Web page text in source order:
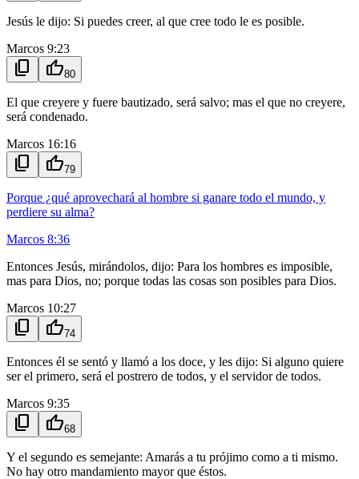
Jesús le dijo: Si puedes creer, al que cree todo le es posible.
Marcos 9:23
content_copy thumb_up80
El que creyere y fuere bautizado, será salvo; mas el que no creyere,
será condenado.
Marcos 16:16
content_copy thumb_up79
Porque ¿qué aprovechará al hombre si ganare todo el mundo, y
perdiere su alma?
Marcos 8:36
Entonces Jesús, mirándolos, dijo: Para los hombres es imposible,
mas para Dios, no; porque todas las cosas son posibles para Dios.
Marcos 10:27
content_copy thumb_up74
Entonces él se sentó y llamó a los doce, y les dijo: Si alguno quiere
ser el primero, será el postrero de todos, y el servidor de todos.
Marcos 9:35
content_copy thumb_up68
Y el segundo es semejante: Amarás a tu prójimo como a ti mismo.
No hay otro mandamiento mayor que éstos.